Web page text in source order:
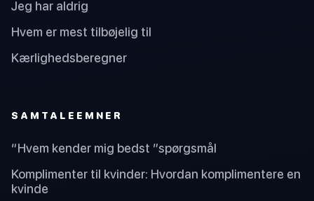
Jeg har aldrig
Hvem er mest tilbøjelig til
Kærlighedsberegner
SAMTALEEMNER
“Hvem kender mig bedst ”spørgsmål
Komplimenter til kvinder: Hvordan komplimentere en
kvinde